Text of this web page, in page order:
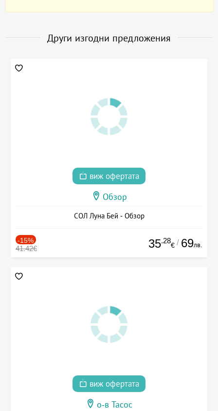
Други изгодни предложения
виж офертата
Обзор
СОЛ Луна Бей - Обзор
-15%
41.42€ 35.28
€ / 69лв.
виж офертата
о-в Тасос